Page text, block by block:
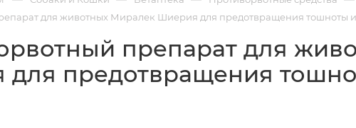
для животных Миралек Шиерия для предотвращения тошноты и
препарат для
предотвращения